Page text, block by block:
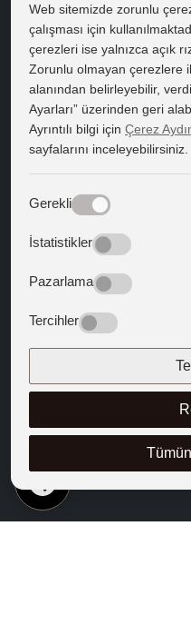
HIZLI ERİŞİM
Bilgi Edinme
Bilgi Paketi
Kapadokya Eduroam
Batıya Yön Veren Metinler
Web sitemizde zorunlu
çalışması için
çerezleri ise yalnızca açık
Zorunlu olmayan çerezlere
alanından belirleyebilir,
Ayarları” üzerinden geri
Ayrıntılı bilgi için Çerez
sayfalarını inceleyebilirsiniz.
Gerekli
İstatistikler
Pazarlama
Tercihler